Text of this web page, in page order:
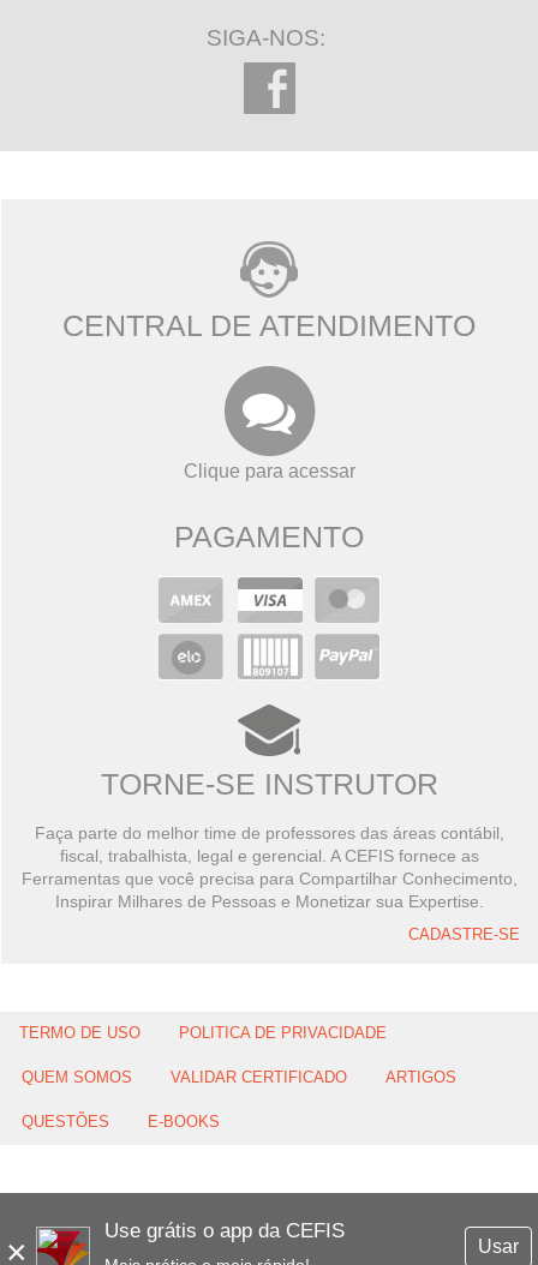
×
Use grátis o app da CEFIS
Usar
SIGA-NOS:
CENTRAL DE ATENDIMENTO
Clique para acessar
PAGAMENTO
TORNE-SE INSTRUTOR
Faça parte do melhor time de professores das áreas contábil,
fiscal, trabalhista, legal e gerencial. A CEFIS fornece as
Ferramentas que você precisa para Compartilhar Conhecimento,
Inspirar Milhares de Pessoas e Monetizar sua Expertise.
CADASTRE-SE
TERMO DE USO POLITICA DE PRIVACIDADE
QUEM SOMOS VALIDAR CERTIFICADO ARTIGOS
QUESTÕES E-BOOKS